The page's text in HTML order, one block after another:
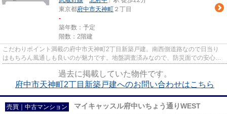
東京都府中市天神町 ２丁目
-
築年数：予定
階数：2階建
こだわりポイント満載の府中市天神町2丁目新築戸建。南西側道路なので日当り
はもちろん風通しも良いのが魅力です。地盤調査済みなので、防災面での安心感
過去に掲載していた物件です。
府中市天神町2丁目新築戸建へのお問い合わせはこちら
売買｜中古マンション マイキャッスル府中いちょう通りWEST